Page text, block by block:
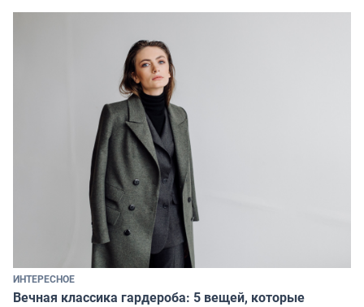
ИНТЕРЕСНОЕ
Вечная классика гардероба: 5 вещей, которые